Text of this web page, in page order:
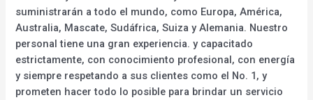
suministrarán a todo el mundo, como Europa, América,
Australia, Mascate, Sudáfrica, Suiza y Alemania. Nuestro
personal tiene una gran experiencia. y capacitado
estrictamente, con conocimiento profesional, con energía
y siempre respetando a sus clientes como el No. 1, y
prometen hacer todo lo posible para brindar un servicio